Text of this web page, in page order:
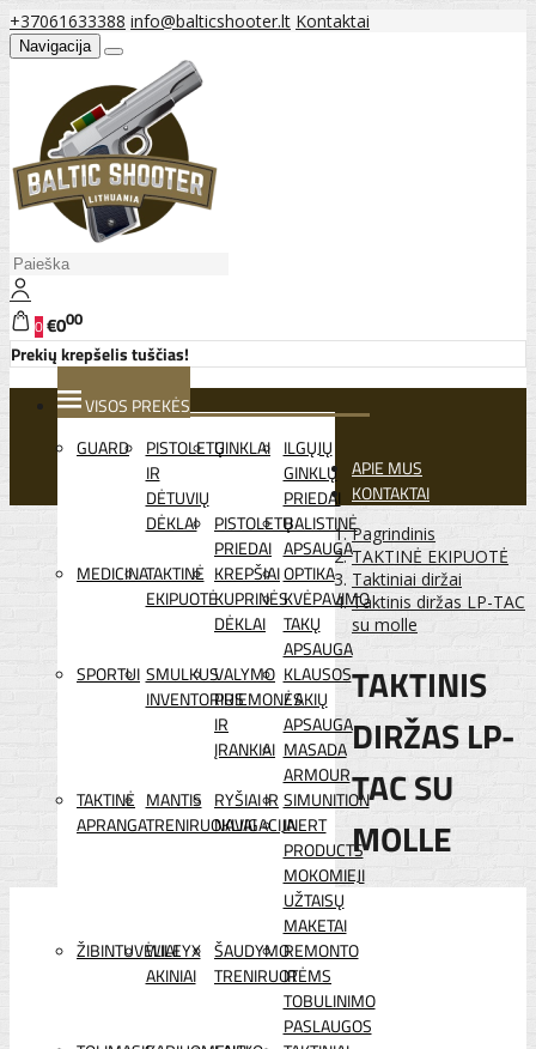
+37061633388 info@balticshooter.lt Kontaktai
Navigacija
0€000
Prekių krepšelis tuščias!
VISOS PREKĖS
GUARD
PISTOLETŲ
IR
DĖTUVIŲ
DĖKLAI
GINKLAI ILGŲJŲ
GINKLŲ
PRIEDAI
PISTOLETŲ
PRIEDAI
BALISTINĖ
APSAUGA
MEDICINATAKTINĖ
EKIPUOTĖ
KREPŠIAI
KUPRINĖS
DĖKLAI
OPTIKA
KVĖPAVIMO
TAKŲ
APSAUGA
SPORTUI SMULKUS
INVENTORIUS
VALYMO
PRIEMONĖS
IR
ĮRANKIAI
KLAUSOS
/ AKIŲ
APSAUGA
MASADA
ARMOUR
TAKTINĖ
APRANGA
MANTIS
TRENIRUOKLIAI
RYŠIAI IR
NAVIGACIJA
SIMUNITION
INERT
PRODUCTS
MOKOMIEJI
UŽTAISŲ
MAKETAI
ŽIBINTUVĖLIAI
WILEYX
AKINIAI
ŠAUDYMO
TRENIRUOTĖMS
REMONTO
IR
TOBULINIMO
PASLAUGOS
APIE MUS
KONTAKTAI
Pagrindinis
TAKTINĖ EKIPUOTĖ
Taktiniai diržai
Taktinis diržas LP-TAC
su molle
TAKTINIS
DIRŽAS LP-
TAC SU
MOLLE